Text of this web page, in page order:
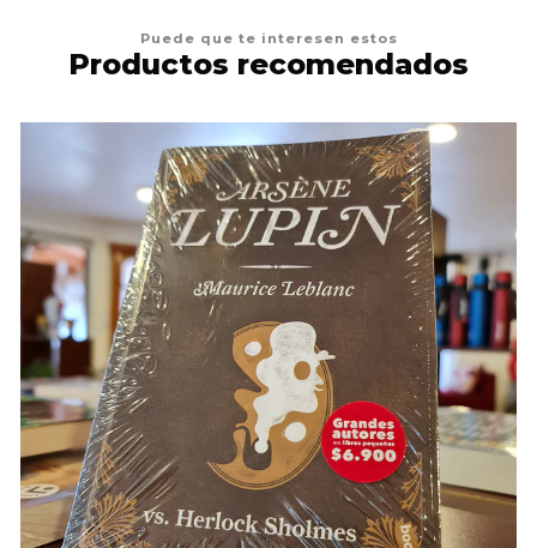
Puede que te interesen estos
Productos recomendados